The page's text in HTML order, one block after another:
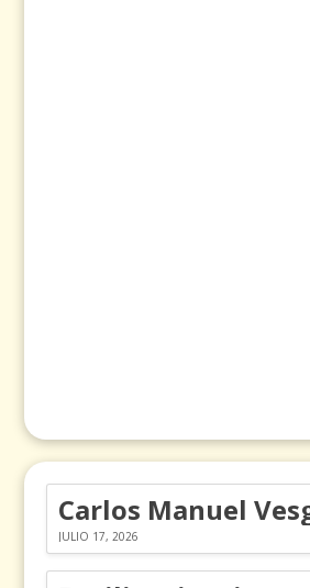
JULIO 17, 2026